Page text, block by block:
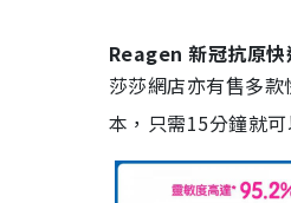
Reagen 新冠抗原快
莎莎網店亦有售多
本，只需15分鐘就